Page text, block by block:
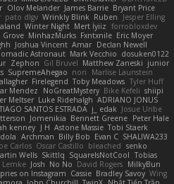
Olov Melander James Barrie Bryant Price
pato dlgv Wrinkly Blink Ruben
Jesper Elling
Winter Night Mert İyiiz forrobloxdev
Grove MinhazMurks Fxntxnile Eric Moyer
Joshua Vincent Amar Declan Newell
Astronaut Mark Vecchio dosuken0122
Zephon Gil Bruvel Matthew Zaneski junior
SupremeAhegao nori
Marlise Launstein
Firelegend Toby Meadows Tyler Huff
Mendez NoGreatMystery Bike Kefeli shiipi
Meltser Luke Ridehalgh ADRIANO JONUS
SANTOS ESTRADA j_ edak Josue Uribe
Jomenikia Bennett Greene Peter Hale
kenney J H Astone Massie Tobi Staerk
Archman Billy Bob Evan C SHALIWA233
Carlos Oscar Castillo bleached senko
Wells Skittlq SquareIsNotCool Tobias
Lemke Josh No No David Rogers MilkyBun
on Instagram Cassie Bradley Savoy Wing